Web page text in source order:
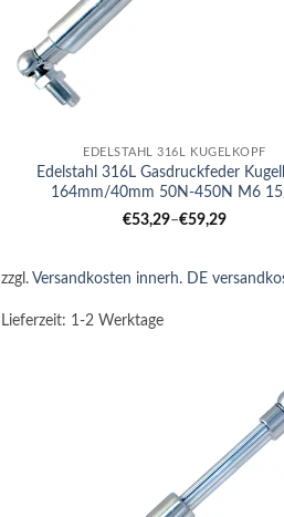
EDELSTAHL 316L KUGELKOPF
Edelstahl 316L Gasdruckfeder
164mm/40mm 50N-450N M6
€53,29–€59,29
zzgl.Versandkosten innerh. DE
Lieferzeit: 1-2 Werktage